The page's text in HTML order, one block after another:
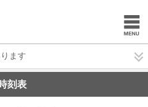
ます
刻表